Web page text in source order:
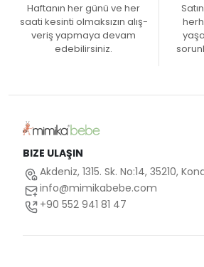
Haftanın her günü ve her
saati kesinti olmaksızın alış-
veriş yapmaya devam
edebilirsiniz.
BIZE ULAŞIN
Akdeniz, 1315. Sk. No:14, 35210,
info@mimikabebe.com
+90 552 941 81 47